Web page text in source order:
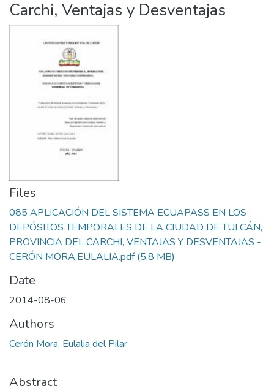
Carchi, Ventajas y Desventajas
Files
085 APLICACIÓN DEL SISTEMA ECUAPASS EN LOS
DEPÓSITOS TEMPORALES DE LA CIUDAD DE TULCÁN,
PROVINCIA DEL CARCHI, VENTAJAS Y DESVENTAJAS -
CERÓN MORA,EULALIA.pdf(5.8 MB)
Date
2014-08-06
Authors
Cerón Mora, Eulalia del Pilar
Abstract